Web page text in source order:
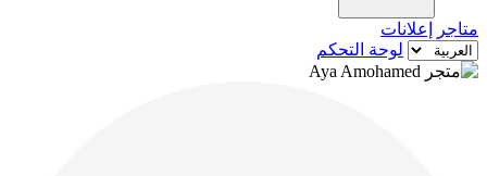
متاجر
إعلانات
لوحة التحكم